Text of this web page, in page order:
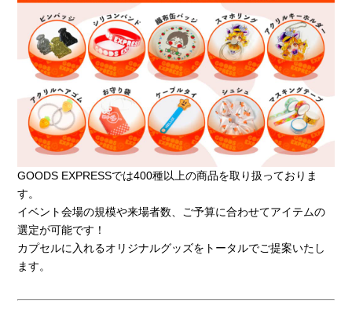
GOODS EXPRESSでは400種以上の商品を取り扱っておりま
す。
イベント会場の規模や来場者数、ご予算に合わせてアイテムの
選定が可能です！
カプセルに入れるオリジナルグッズをトータルでご提案いたし
ます。